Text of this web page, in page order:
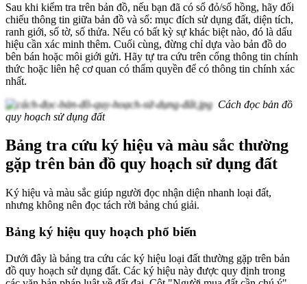
Sau khi kiểm tra trên bản đồ, nếu bạn đã có sổ đỏ/sổ hồng, hãy đối
chiếu thông tin giữa bản đồ và sổ: mục đích sử dụng đất, diện tích,
ranh giới, số tờ, số thửa. Nếu có bất kỳ sự khác biệt nào, đó là dấu
hiệu cần xác minh thêm. Cuối cùng, đừng chỉ dựa vào bản đồ do
bên bán hoặc môi giới gửi. Hãy tự tra cứu trên cổng thông tin chính
thức hoặc liên hệ cơ quan có thẩm quyền để có thông tin chính xác
nhất.
Cách đọc bản đồ
quy hoạch sử dụng đất
Bảng tra cứu ký hiệu và màu sắc thường
gặp trên bản đồ quy hoạch sử dụng đất
Ký hiệu và màu sắc giúp người đọc nhận diện nhanh loại đất,
nhưng không nên đọc tách rời bảng chú giải.
Bảng ký hiệu quy hoạch phổ biến
Dưới đây là bảng tra cứu các ký hiệu loại đất thường gặp trên bản
đồ quy hoạch sử dụng đất. Các ký hiệu này được quy định trong